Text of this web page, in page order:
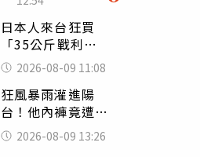
荒謬影片曝網傻眼
日本人來台狂買
「35公斤戰利
品」 連拜拜用紅
盤、「小心地滑」
告示牌也帶回家
2026-08-09 11:08
狂風暴雨灌進陽
台！他內褲竟遭颱
風吹走 陳世軒神
回1句笑翻上萬網友
2026-08-09 13:26